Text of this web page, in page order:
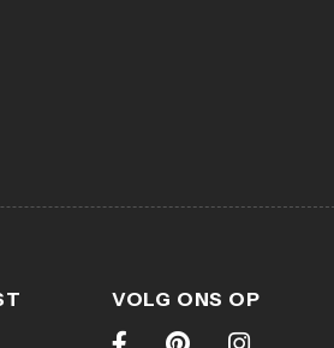
VOLG ONS OP